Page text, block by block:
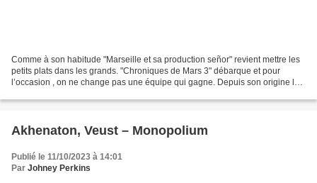
Comme à son habitude "Marseille et sa production señor" revient mettre les
petits plats dans les grands. "Chroniques de Mars 3" débarque et pour
l’occasion , on ne change pas une équipe qui gagne. Depuis son origine le
Akhenaton, Veust – Monopolium
Publié le 11/10/2023 à 14:01
Par Johney Perkins